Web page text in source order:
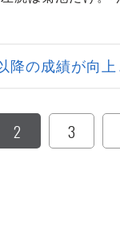
降の成績が向
2 3